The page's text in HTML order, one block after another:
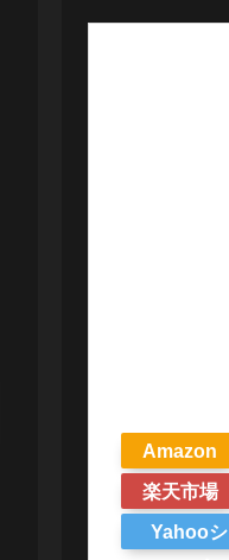
Amazon
楽天市場
Yahooシ